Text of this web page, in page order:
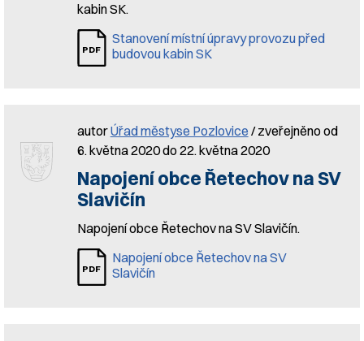
kabin SK.
Stanovení místní úpravy provozu před
budovou kabin SK
autorÚřad městyse Pozlovice / zveřejněno od
6. května 2020 do 22. května 2020
Napojení obce Řetechov na SV
Slavičín
Napojení obce Řetechov na SV Slavičín.
Napojení obce Řetechov na SV
Slavičín